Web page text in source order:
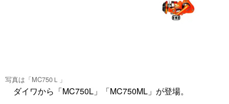
写真は「MC750Ｌ」
ダイワから「MC750L」「MC750ML」が登場。